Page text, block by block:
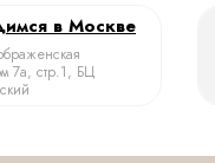
в Москве
7а, стр.1, БЦ